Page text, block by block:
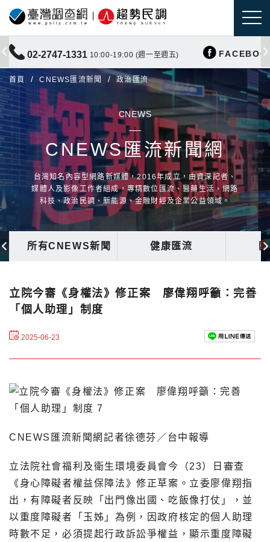
02-2747-1331 10:00-19:00 (週一至週五)
首頁 CNEWS匯流新聞 政治匯流
CNEWS
CNEWS匯流新聞網
台灣知名內容型網路新媒體，2016年成立，由資深記者、
媒體人及影像工作者組成，專精數位匯流、醫藥生活、網路
科技、政治民調、新能源、金融財經及企業公益領域。
所有CNEWS新聞 健康匯流
立院今審《身權法》修正案 廖偉翔呼籲：完善
「個人助理」制度
2025-06-23
CNEWS匯流新聞網記者徐德芬／台中報導
立法院社會福利及衛生環境委員會今（23）日審查
《身心障礙者權益保障法》修正草案。立委廖偉翔指
出，有障礙者反映「出門像出國、吃飯像打仗」，並
以重度障礙者「玉姊」為例，因政府核定的個人助理
時數不足，必須提起行政訴訟爭權益，顯示重度障礙